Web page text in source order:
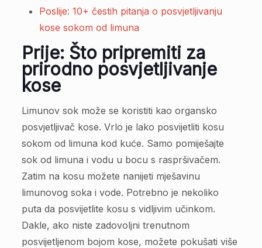
Poslije: 10+ čestih pitanja o posvjetljivanju
kose sokom od limuna
Prije: Što pripremiti za
prirodno posvjetljivanje
kose
Limunov sok može se koristiti kao organsko
posvjetljivač kose. Vrlo je lako posvijetliti kosu
sokom od limuna kod kuće. Samo pomiješajte
sok od limuna i vodu u bocu s raspršivačem.
Zatim na kosu možete nanijeti mješavinu
limunovog soka i vode. Potrebno je nekoliko
puta da posvijetlite kosu s vidljivim učinkom.
Dakle, ako niste zadovoljni trenutnom
posvijetljenom bojom kose, možete pokušati više